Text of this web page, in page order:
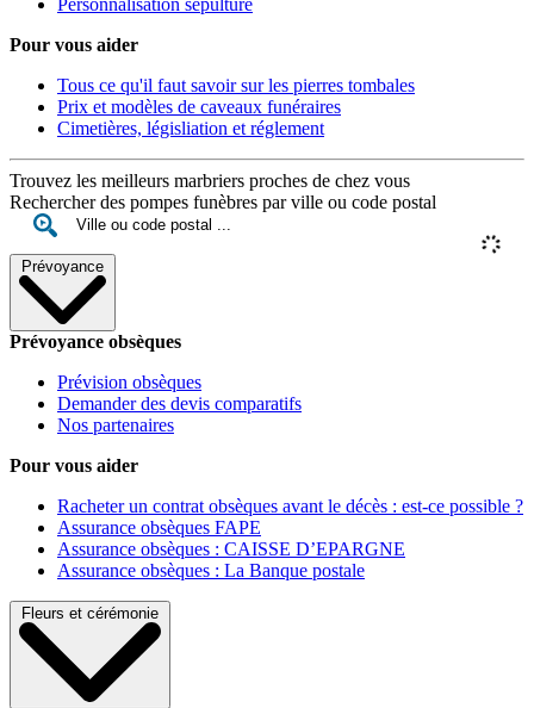
Pour vous aider
Tous ce qu'il faut savoir sur les pierres tombales
Prix et modèles de caveaux funéraires
Cimetières, législiation et réglement
Trouvez les meilleurs marbriers proches de chez vous
Rechercher des pompes funèbres par ville ou code postal
Prévoyance
Prévoyance obsèques
Prévision obsèques
Demander des devis comparatifs
Nos partenaires
Pour vous aider
Racheter un contrat obsèques avant le décès : est-ce possible ?
Assurance obsèques FAPE
Assurance obsèques : CAISSE D’EPARGNE
Assurance obsèques : La Banque postale
Fleurs et cérémonie